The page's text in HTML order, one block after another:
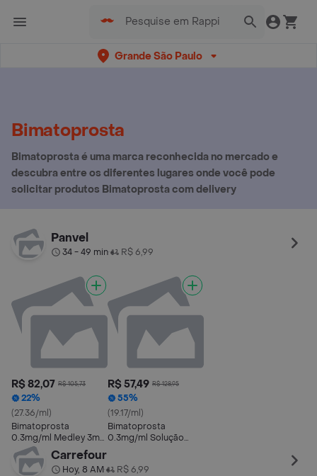
Grande São Paulo
Bimatoprosta
Bimatoprosta é uma marca reconhecida no mercado e
descubra entre os diferentes lugares onde você pode
solicitar produtos Bimatoprosta com delivery
Panvel
34 - 49 min• R$ 6,99
R$ 82,07 R$ 105,73
22%
(27.36/ml)
Bimatoprosta
0.3mg/ml Medley 3ml
Solução Oftálmica
Estéril
R$ 57,49 R$ 128,95
55%
(19.17/ml)
Bimatoprosta
0.3mg/ml Solução
Carrefour
Hoy, 8 AM• R$ 6,99